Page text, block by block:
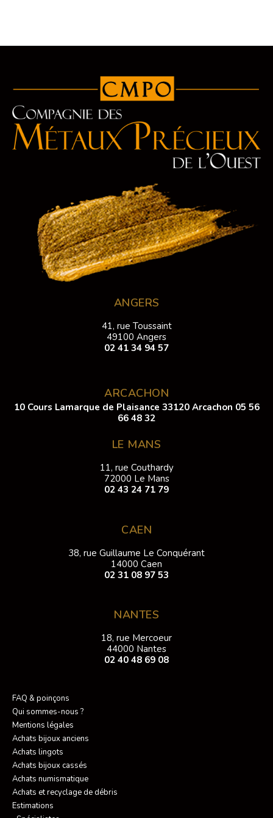
ANGERS
41, rue Toussaint
49100 Angers
02 41 34 94 57
ARCACHON
10 Cours Lamarque de Plaisance 33120 Arcachon 05 56
66 48 32
LE MANS
11, rue Couthardy
72000 Le Mans
02 43 24 71 79
CAEN
38, rue Guillaume Le Conquérant
14000 Caen
02 31 08 97 53
NANTES
18, rue Mercoeur
44000 Nantes
02 40 48 69 08
FAQ & poinçons
Qui sommes-nous ?
Mentions légales
Achats bijoux anciens
Achats lingots
Achats bijoux cassés
Achats numismatique
Achats et recyclage de débris
Estimations